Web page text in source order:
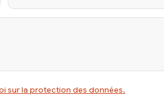
sur la protection des données.